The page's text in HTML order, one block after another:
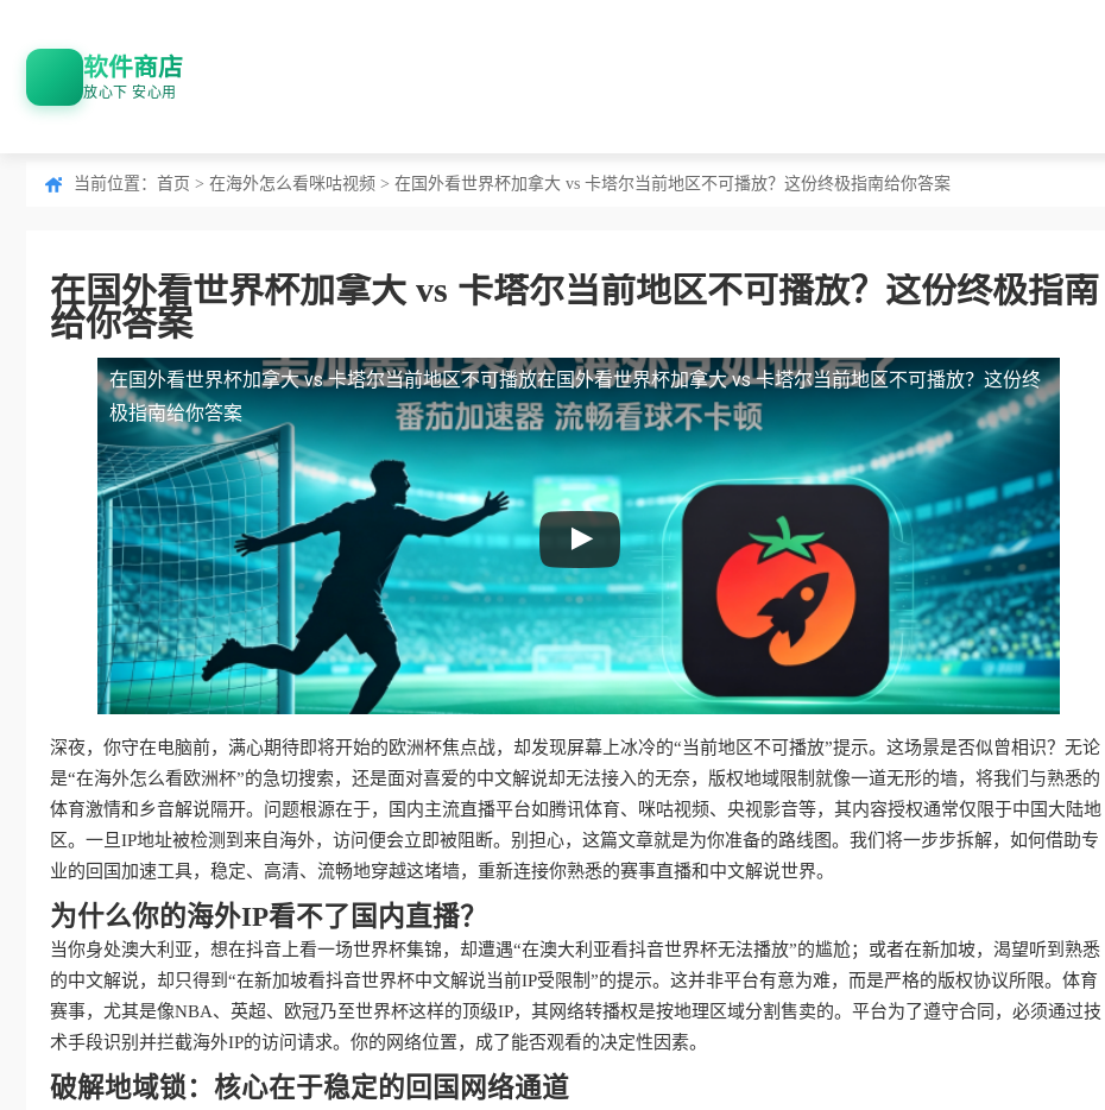
软件商店
放心下 安心用
当前位置： 首页 > 在海外怎么看咪咕视频 > 在国外看世界杯加拿大 vs 卡塔尔当前地区不可播放？这份终极指南给你答案
在国外看世界杯加拿大 vs 卡塔尔当前地区不可播放？这份终极指南
给你答案
在国外看世界杯加拿大 vs 卡塔尔当前地区不可播放在国外看世界杯加拿大 vs 卡塔尔当前地区不可播放？这份终
极指南给你答案
深夜，你守在电脑前，满心期待即将开始的欧洲杯焦点战，却发现屏幕上冰冷的“当前地区不可播放”提示。这场景是否似曾相识？无论
是“在海外怎么看欧洲杯”的急切搜索，还是面对喜爱的中文解说却无法接入的无奈，版权地域限制就像一道无形的墙，将我们与熟悉的
体育激情和乡音解说隔开。问题根源在于，国内主流直播平台如腾讯体育、咪咕视频、央视影音等，其内容授权通常仅限于中国大陆地
区。一旦IP地址被检测到来自海外，访问便会立即被阻断。别担心，这篇文章就是为你准备的路线图。我们将一步步拆解，如何借助专
业的回国加速工具，稳定、高清、流畅地穿越这堵墙，重新连接你熟悉的赛事直播和中文解说世界。
为什么你的海外IP看不了国内直播？
当你身处澳大利亚，想在抖音上看一场世界杯集锦，却遭遇“在澳大利亚看抖音世界杯无法播放”的尴尬；或者在新加坡，渴望听到熟悉
的中文解说，却只得到“在新加坡看抖音世界杯中文解说当前IP受限制”的提示。这并非平台有意为难，而是严格的版权协议所限。体育
赛事，尤其是像NBA、英超、欧冠乃至世界杯这样的顶级IP，其网络转播权是按地理区域分割售卖的。平台为了遵守合同，必须通过技
术手段识别并拦截海外IP的访问请求。你的网络位置，成了能否观看的决定性因素。
破解地域锁：核心在于稳定的回国网络通道